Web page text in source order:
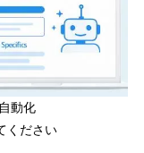
動化
ください